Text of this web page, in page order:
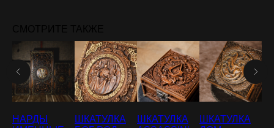
НАРДЫ
ШКАТУЛКА
ШКАТУЛКА
ШКАТУЛКА